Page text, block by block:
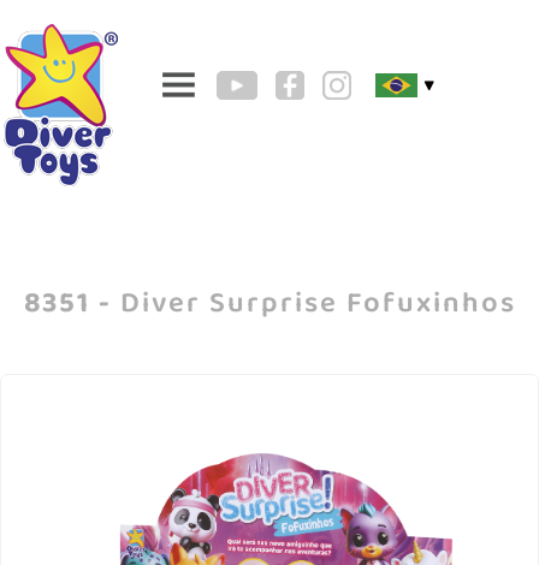
▼
8351 - Diver Surprise Fofuxinhos